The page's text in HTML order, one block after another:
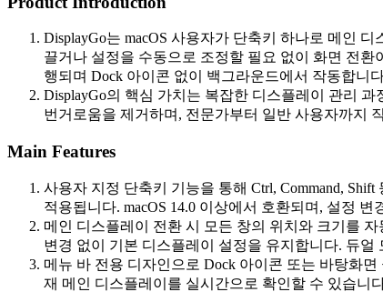
DisplayGo는 macOS 사용자가 단축키 하나로 메인
끌거나 설정을 수동으로 조정할 필요 없이 화면 전
행되며 Dock 아이콘 없이 백그라운드에서 작동합니
DisplayGo의 핵심 가치는 복잡한 디스플레이 관리
번거로움을 제거하며, 전문가부터 일반 사용자까지
Main Features
사용자 지정 단축키 기능을 통해 Ctrl, Command,
적용됩니다. macOS 14.0 이상에서 호환되며, 설정
메인 디스플레이 전환 시 모든 창의 위치와 크기를
변경 없이 기본 디스플레이 설정을 유지합니다. 듀
메뉴 바 전용 디자인으로 Dock 아이콘 또는 바탕화
재 메인 디스플레이를 실시간으로 확인할 수 있습니